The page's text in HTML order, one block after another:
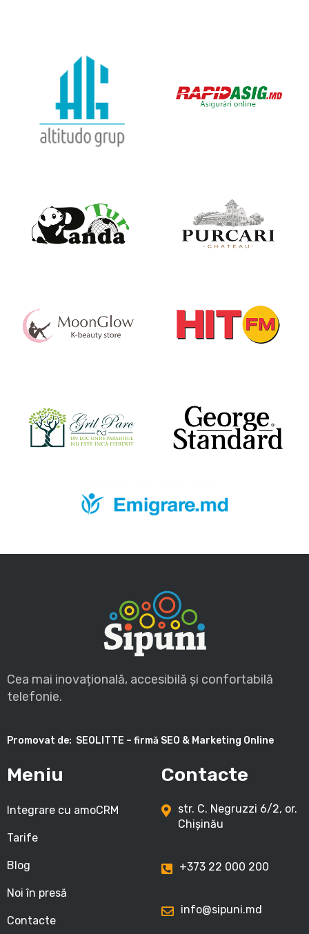
Cea mai inovațională, accesibilă și confortabilă
telefonie.
Promovat de: SEOLITTE – firmă SEO & Marketing Online
Meniu
Integrare cu amoCRM
Tarife
Blog
Noi în presă
Contacte
Contacte
str. C. Negruzzi 6/2, or.
Chișinău
+373 22 000 200
info@sipuni.md